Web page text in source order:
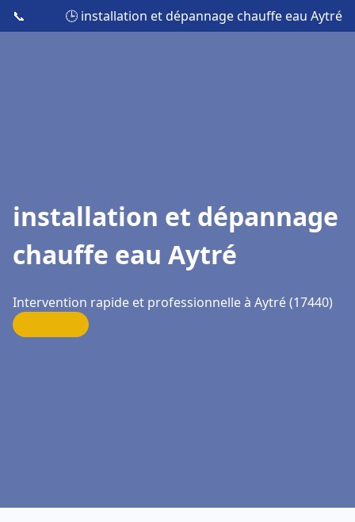
📞 🕒 installation et dépannage chauffe eau Aytré
installation et dépannage
chauffe eau Aytré
Intervention rapide et professionnelle à Aytré (17440)